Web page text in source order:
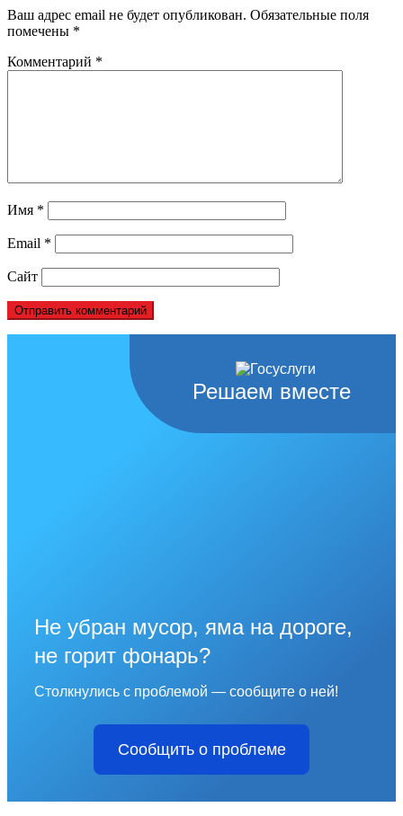
Ваш адрес email не будет опубликован. Обязательные поля
помечены *
Комментарий *
Имя *
Email *
Сайт
Решаем вместе
Не убран мусор, яма на дороге,
не горит фонарь?
Столкнулись с проблемой — сообщите о ней!
Сообщить о проблеме